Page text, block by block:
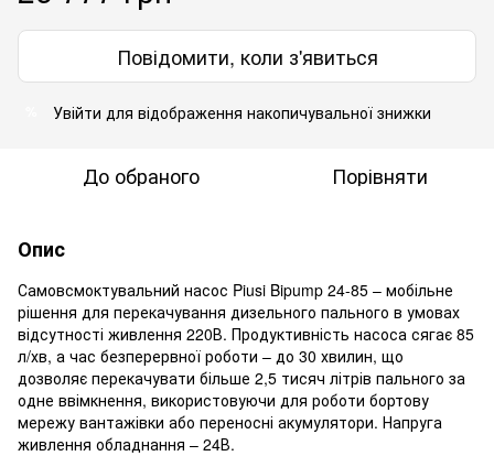
Повідомити, коли з'явиться
Увійти для відображення накопичувальної знижки
До обраного Порівняти
Опис
Самовсмоктувальний насос Piusi Bipump 24-85 – мобільне
рішення для перекачування дизельного пального в умовах
відсутності живлення 220В. Продуктивність насоса сягає 85
л/хв, а час безперервної роботи – до 30 хвилин, що
дозволяє перекачувати більше 2,5 тисяч літрів пального за
одне ввімкнення, використовуючи для роботи бортову
мережу вантажівки або переносні акумулятори. Напруга
живлення обладнання – 24В.